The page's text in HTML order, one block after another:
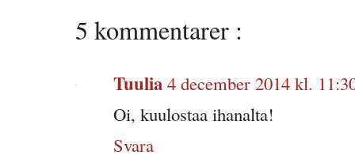
5 kommentarer :
Tuulia 4 december 2014 kl.
Oi, kuulostaa ihanalta!
Svara